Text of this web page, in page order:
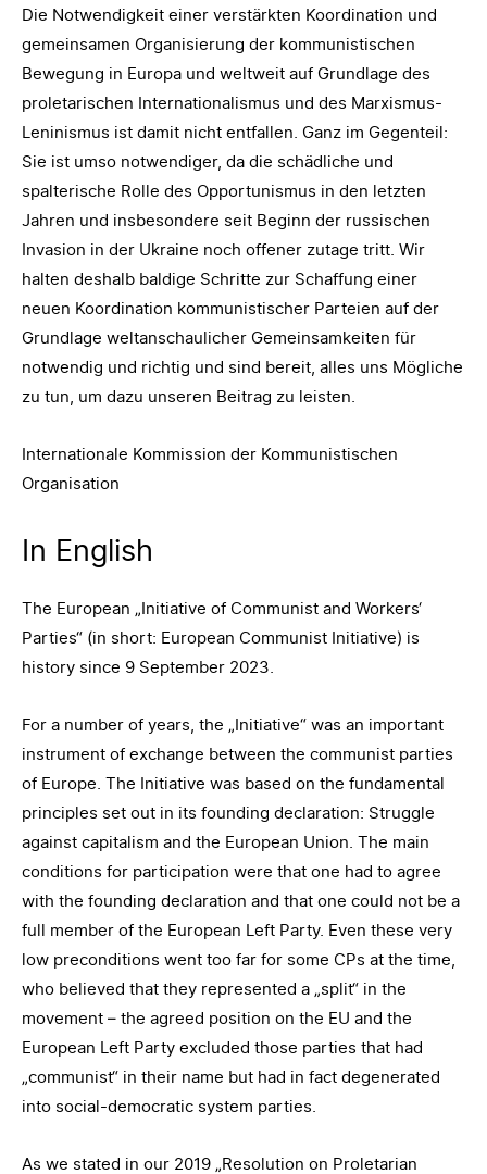
Die Notwendigkeit einer verstärkten Koordination und
gemeinsamen Organisierung der kommunistischen
Bewegung in Europa und weltweit auf Grundlage des
proletarischen Internationalismus und des Marxismus-
Leninismus ist damit nicht entfallen. Ganz im Gegenteil:
Sie ist umso notwendiger, da die schädliche und
spalterische Rolle des Opportunismus in den letzten
Jahren und insbesondere seit Beginn der russischen
Invasion in der Ukraine noch offener zutage tritt. Wir
halten deshalb baldige Schritte zur Schaffung einer
neuen Koordination kommunistischer Parteien auf der
Grundlage weltanschaulicher Gemeinsamkeiten für
notwendig und richtig und sind bereit, alles uns Mögliche
zu tun, um dazu unseren Beitrag zu leisten.
Internationale Kommission der Kommunistischen
Organisation
In English
The European „Initiative of Communist and Workers‘
Parties“ (in short: European Communist Initiative) is
history since 9 September 2023.
For a number of years, the „Initiative“ was an important
instrument of exchange between the communist parties
of Europe. The Initiative was based on the fundamental
principles set out in its founding declaration: Struggle
against capitalism and the European Union. The main
conditions for participation were that one had to agree
with the founding declaration and that one could not be a
full member of the European Left Party. Even these very
low preconditions went too far for some CPs at the time,
who believed that they represented a „split“ in the
movement – the agreed position on the EU and the
European Left Party excluded those parties that had
„communist“ in their name but had in fact degenerated
into social-democratic system parties.
As we stated in our 2019 „Resolution on Proletarian